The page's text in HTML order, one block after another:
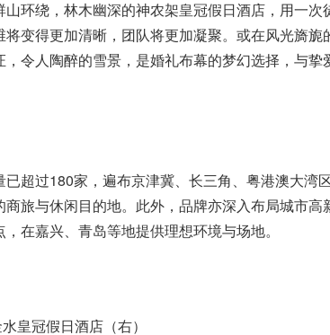
环绕，林木幽深的神农架皇冠假日酒店 ，用一次
变得更加清晰，团队将更加凝聚。或在风光旖旎
，令人陶醉的雪景，是婚礼布幕的梦幻选择，与挚
已超过180家，遍布京津冀、长三角、粤港澳大湾
商旅与休闲目的地。此外，品牌亦深入布局城市高
在嘉兴、青岛等地提供理想环境与场地。
皇冠假日酒店（右）